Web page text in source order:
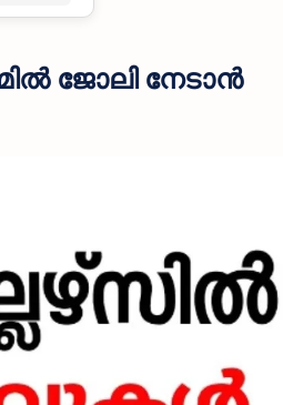
ജോലി നേടാൻ